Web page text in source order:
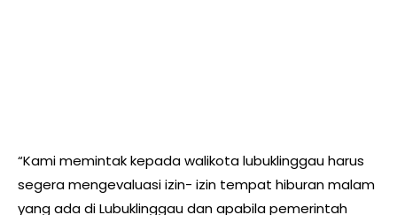
“Kami memintak kepada walikota lubuklinggau harus
segera mengevaluasi izin- izin tempat hiburan malam
yang ada di Lubuklinggau dan apabila pemerintah